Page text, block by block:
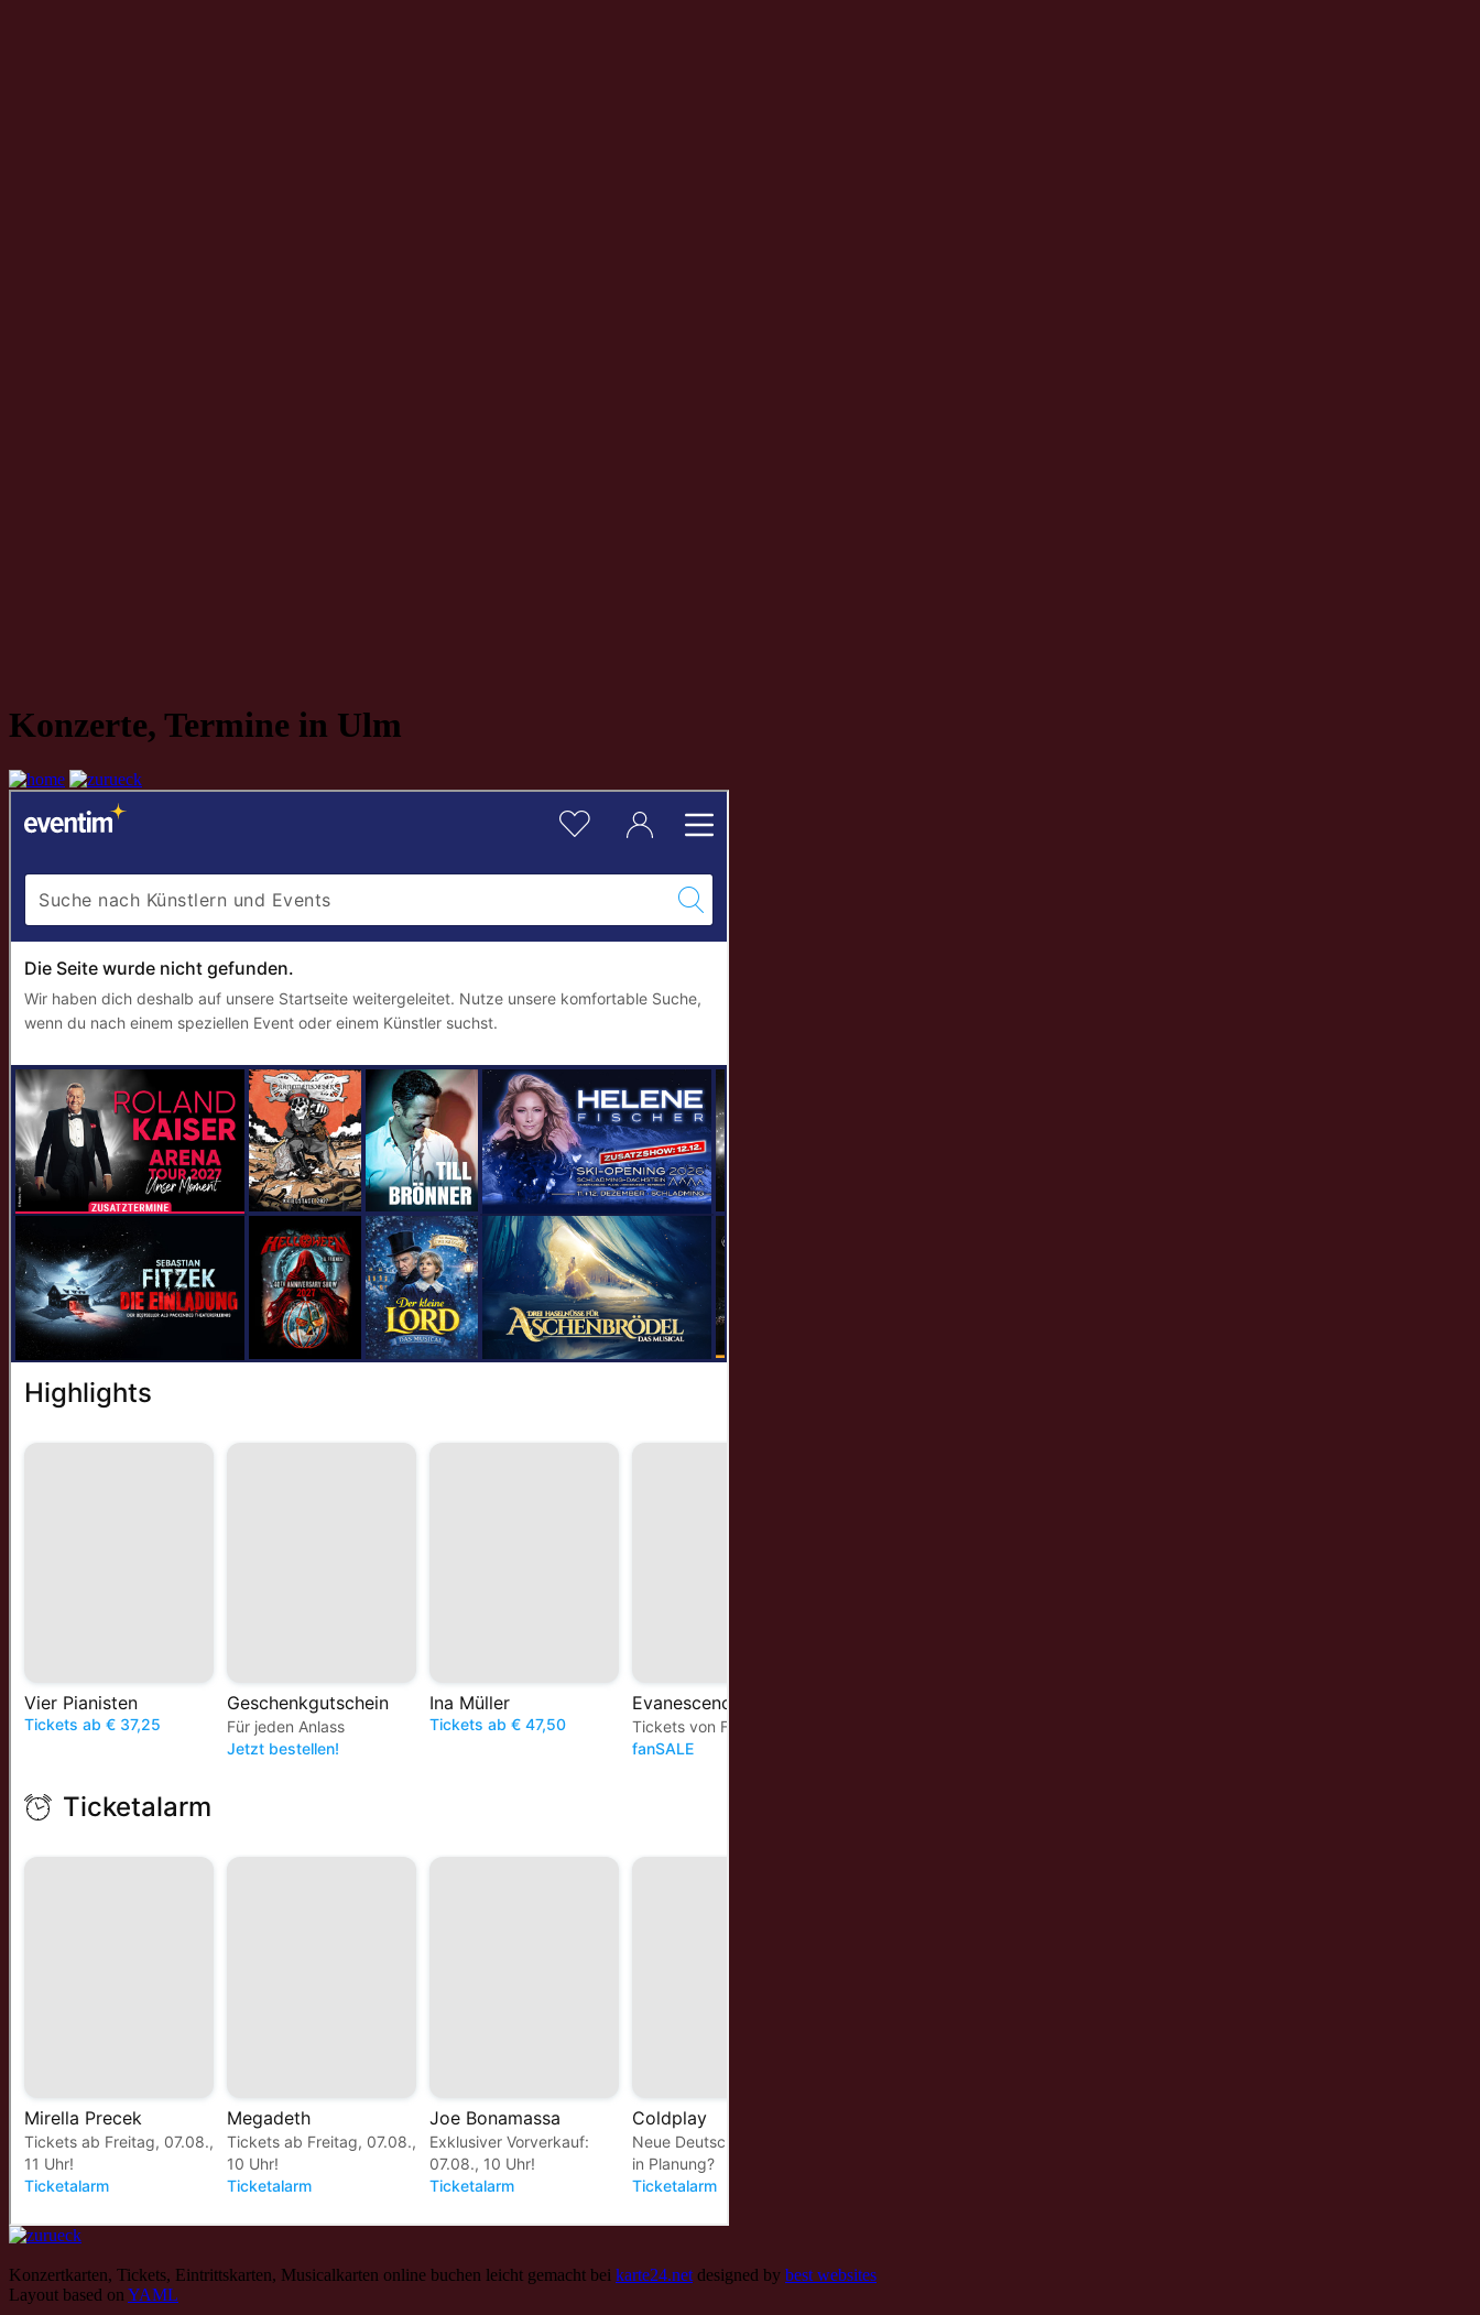
Konzerte, Termine in Ulm
Konzertkarten, Tickets, Eintrittskarten, Musicalkarten online buchen leicht gemacht bei karte24.net designed by best websites
Layout based on YAML